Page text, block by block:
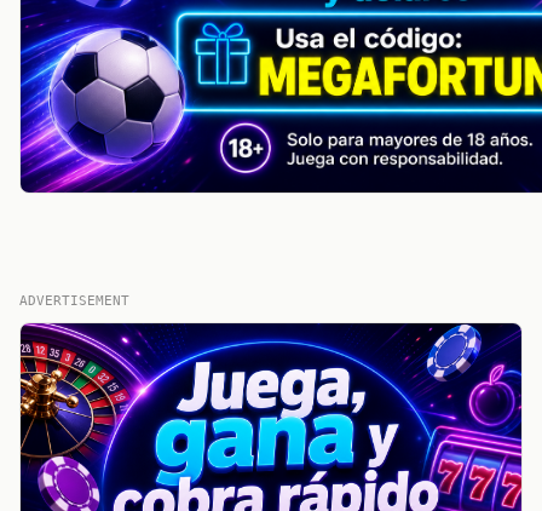
ADVERTISEMENT